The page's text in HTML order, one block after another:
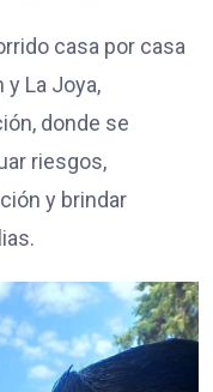
casa por casa
y La Joya,
donde se
riesgos,
y brindar